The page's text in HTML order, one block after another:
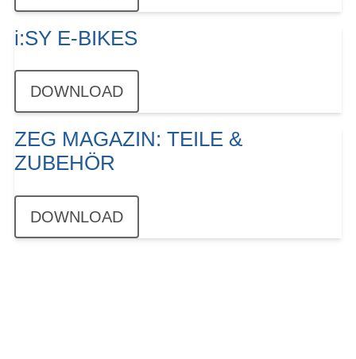
i:SY E-BIKES
DOWNLOAD
ZEG MAGAZIN: TEILE &
ZUBEHÖR
DOWNLOAD